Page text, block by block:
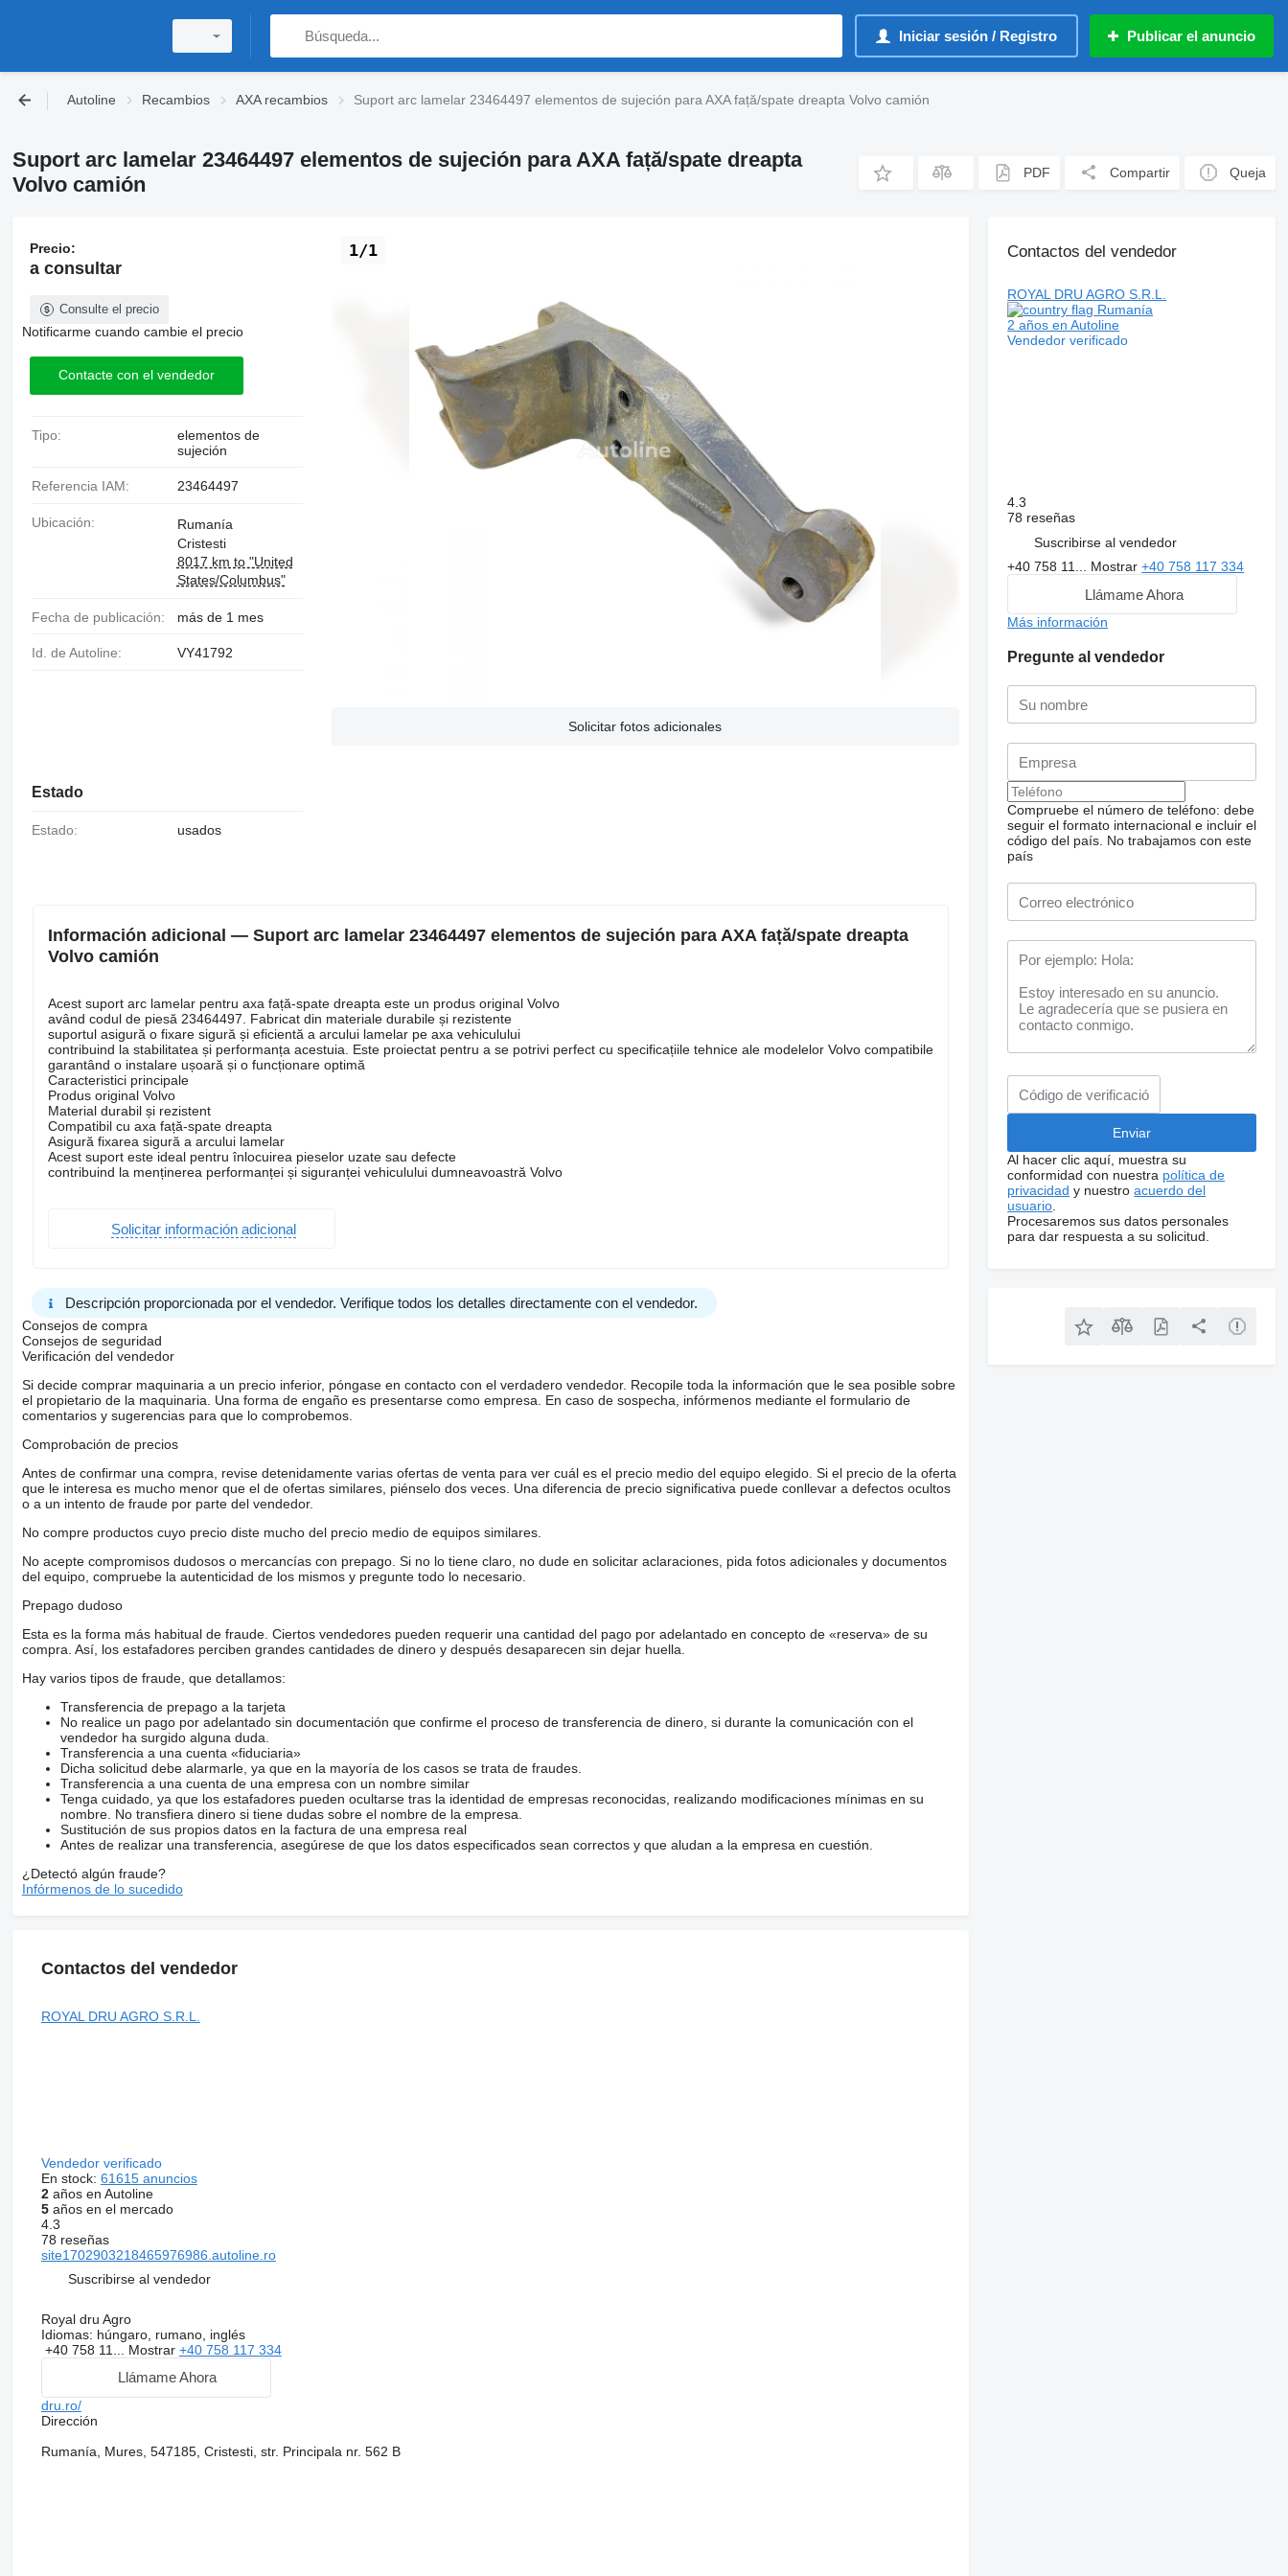
Iniciar sesión / Registro Publicar el anuncio
Autoline Recambios AXA recambios Suport arc lamelar 23464497 elementos de sujeción para AXA față/spate dreapta Volvo camión
Suport arc lamelar 23464497 elementos de sujeción para AXA față/spate dreapta
Volvo camión
PDF Compartir Queja
1/1
Solicitar fotos adicionales
Precio:
a consultar
Consulte el precio
Notificarme cuando cambie el precio
Contacte con el vendedor
Tipo:
elementos de
sujeción
Referencia IAM: 23464497
Ubicación:
Rumanía
Cristesti
8017 km to "United
States/Columbus"
Fecha de publicación: más de 1 mes
Id. de Autoline: VY41792
Estado
Estado: usados
Información adicional — Suport arc lamelar 23464497 elementos de sujeción para AXA față/spate dreapta
Volvo camión
Acest suport arc lamelar pentru axa față-spate dreapta este un produs original Volvo
având codul de piesă 23464497. Fabricat din materiale durabile și rezistente
suportul asigură o fixare sigură și eficientă a arcului lamelar pe axa vehiculului
contribuind la stabilitatea și performanța acestuia. Este proiectat pentru a se potrivi perfect cu specificațiile tehnice ale modelelor Volvo compatibile
garantând o instalare ușoară și o funcționare optimă
Caracteristici principale
Produs original Volvo
Material durabil și rezistent
Compatibil cu axa față-spate dreapta
Asigură fixarea sigură a arcului lamelar
Acest suport este ideal pentru înlocuirea pieselor uzate sau defecte
contribuind la menținerea performanței și siguranței vehiculului dumneavoastră Volvo
Solicitar información adicional
Descripción proporcionada por el vendedor. Verifique todos los detalles directamente con el vendedor.
Consejos de compra
Consejos de seguridad
Verificación del vendedor
Si decide comprar maquinaria a un precio inferior, póngase en contacto con el verdadero vendedor. Recopile toda la información que le sea posible sobre
el propietario de la maquinaria. Una forma de engaño es presentarse como empresa. En caso de sospecha, infórmenos mediante el formulario de
comentarios y sugerencias para que lo comprobemos.
Comprobación de precios
Antes de confirmar una compra, revise detenidamente varias ofertas de venta para ver cuál es el precio medio del equipo elegido. Si el precio de la oferta
que le interesa es mucho menor que el de ofertas similares, piénselo dos veces. Una diferencia de precio significativa puede conllevar a defectos ocultos
o a un intento de fraude por parte del vendedor.
No compre productos cuyo precio diste mucho del precio medio de equipos similares.
No acepte compromisos dudosos o mercancías con prepago. Si no lo tiene claro, no dude en solicitar aclaraciones, pida fotos adicionales y documentos
del equipo, compruebe la autenticidad de los mismos y pregunte todo lo necesario.
Prepago dudoso
Esta es la forma más habitual de fraude. Ciertos vendedores pueden requerir una cantidad del pago por adelantado en concepto de «reserva» de su
compra. Así, los estafadores perciben grandes cantidades de dinero y después desaparecen sin dejar huella.
Hay varios tipos de fraude, que detallamos:
Transferencia de prepago a la tarjeta
No realice un pago por adelantado sin documentación que confirme el proceso de transferencia de dinero, si durante la comunicación con el
vendedor ha surgido alguna duda.
Transferencia a una cuenta «fiduciaria»
Dicha solicitud debe alarmarle, ya que en la mayoría de los casos se trata de fraudes.
Transferencia a una cuenta de una empresa con un nombre similar
Tenga cuidado, ya que los estafadores pueden ocultarse tras la identidad de empresas reconocidas, realizando modificaciones mínimas en su
nombre. No transfiera dinero si tiene dudas sobre el nombre de la empresa.
Sustitución de sus propios datos en la factura de una empresa real
Antes de realizar una transferencia, asegúrese de que los datos especificados sean correctos y que aludan a la empresa en cuestión.
¿Detectó algún fraude?
Infórmenos de lo sucedido
Contactos del vendedor
ROYAL DRU AGRO S.R.L.
Vendedor verificado
En stock: 61615 anuncios
2años en Autoline
5años en el mercado
4.3
78 reseñas
site1702903218465976986.autoline.ro
Suscribirse al vendedor
Royal dru Agro
Idiomas: húngaro, rumano, inglés
+40 758 11... Mostrar +40 758 117 334
Llámame Ahora
dru.ro/
Dirección
Rumanía, Mures, 547185, Cristesti, str. Principala nr. 562 B
Contactos del vendedor
ROYAL DRU AGRO S.R.L.
Rumanía
2 años en Autoline
Vendedor verificado
4.3
78 reseñas
Suscribirse al vendedor
+40 758 11... Mostrar+40 758 117 334
Llámame Ahora
Más información
Pregunte al vendedor
Compruebe el número de teléfono: debe
seguir el formato internacional e incluir el
código del país. No trabajamos con este
país
Al hacer clic aquí, muestra su
conformidad con nuestra política de
privacidad y nuestroacuerdo del
usuario
Procesaremos sus datos personales
para dar respuesta a su solicitud.